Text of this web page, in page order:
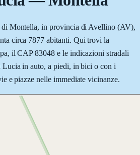
di Montella, in provincia di Avellino (AV),
circa 7877 abitanti. Qui trovi la
il CAP 83048 e le indicazioni stradali
Lucia in auto, a piedi, in bici o con i
e piazze nelle immediate vicinanze.